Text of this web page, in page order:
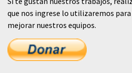
que nos ingrese lo utilizaremos
mejorar nuestros equipos.